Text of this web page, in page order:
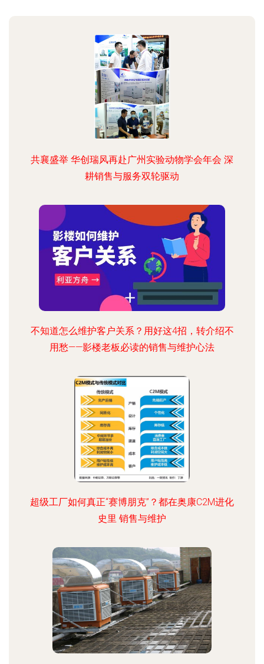
共襄盛举 华创瑞风再赴广州实验动物学会年会 深
耕销售与服务双轮驱动
不知道怎么维护客户关系？用好这4招，转介绍不
用愁——影楼老板必读的销售与维护心法
超级工厂如何真正“赛博朋克”？都在奥康C2M进化
史里 销售与维护